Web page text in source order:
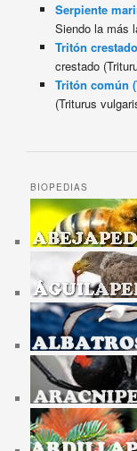
Serpiente
Siendo la más
Tritón
crestado
Tritón común
(Triturus
BIOPEDIAS